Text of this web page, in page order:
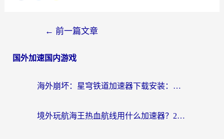
← 前一篇文章
国外加速国内游戏
海外崩坏：星穹铁道加速器下载安装：一份给游子的终极网络指南
境外玩航海王热血航线用什么加速器？2026海外玩家实测最优方案（附欧洲问道堡垒前线加速技巧）